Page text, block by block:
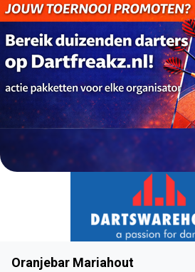
Oranjebar Mariahout